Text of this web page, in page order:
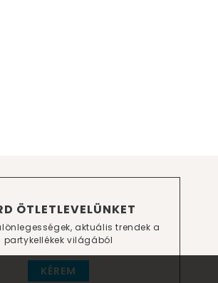
ÖTLETLEVELÜNKET
aktuális trendek a
partykellékek világából
KÉREM